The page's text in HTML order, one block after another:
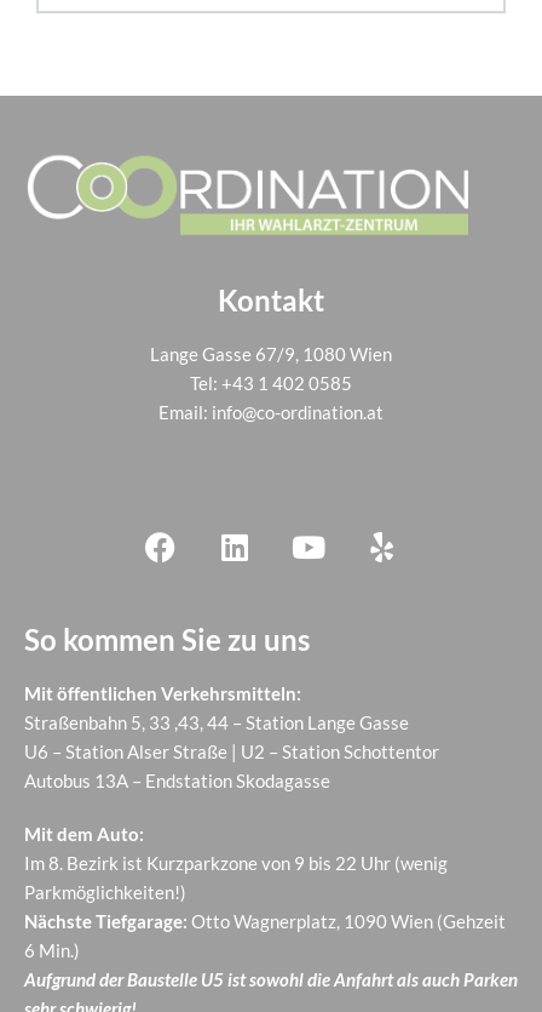
Kontakt
Lange Gasse 67/9, 1080 Wien
Tel: +43 1 402 0585
Email: info@co-ordination.at
So kommen Sie zu uns
Mit öffentlichen Verkehrsmitteln:
Straßenbahn 5, 33 ,43, 44 – Station Lange Gasse
U6 – Station Alser Straße | U2 – Station Schottentor
Autobus 13A – Endstation Skodagasse
Mit dem Auto:
Im 8. Bezirk ist Kurzparkzone von 9 bis 22 Uhr (wenig
Parkmöglichkeiten!)
Nächste Tiefgarage: Otto Wagnerplatz, 1090 Wien (Gehzeit
6 Min.)
Aufgrund der Baustelle U5 ist sowohl die Anfahrt als auch Parken